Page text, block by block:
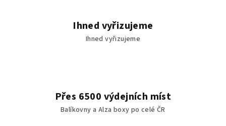
Ihned vyřizujeme
Ihned vyřizujeme
Přes 6500 výdejních míst
Balíkovny a Alza boxy po celé ČR